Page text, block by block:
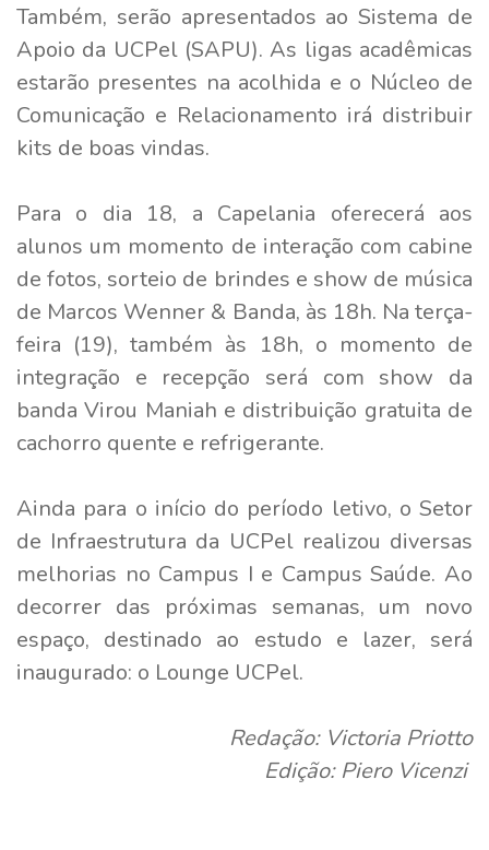
Também, serão apresentados ao Sistema de
Apoio da UCPel (SAPU). As ligas acadêmicas
estarão presentes na acolhida e o Núcleo de
Comunicação e Relacionamento irá distribuir
kits de boas vindas.
Para o dia 18, a Capelania oferecerá aos
alunos um momento de interação com cabine
de fotos, sorteio de brindes e show de música
de Marcos Wenner & Banda, às 18h. Na terça-
feira (19), também às 18h, o momento de
integração e recepção será com show da
banda Virou Maniah e distribuição gratuita de
cachorro quente e refrigerante.
Ainda para o início do período letivo, o Setor
de Infraestrutura da UCPel realizou diversas
melhorias no Campus I e Campus Saúde. Ao
decorrer das próximas semanas, um novo
espaço, destinado ao estudo e lazer, será
inaugurado: o Lounge UCPel.
Redação: Victoria Priotto
Edição: Piero Vicenzi